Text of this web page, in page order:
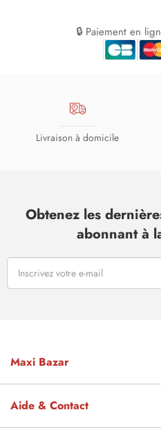
🔒 Paiement en
Livraison à domicile
Obtenez les
abonnant à
Maxi Bazar
Aide & Contact